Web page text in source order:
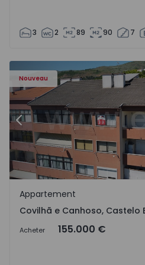
3 2 89 90 7
Nouveau
- 18
Appartement T2 Covilhã,
Précédent
Covilhã e Canhoso, Castelo
Appartement
Covilhã e Canhoso, Castelo
Acheter 155.000 €